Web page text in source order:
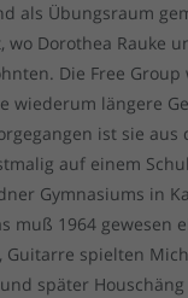
als Übungsraum
wo Dorothea Rauke
Die Free Group
wiederum längere
ist sie aus
auf einem
Gymnasiums in
muß 1964 gewesen
Guitarre spielten
später Houschäng